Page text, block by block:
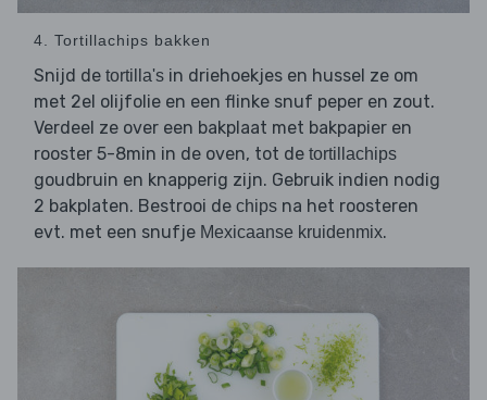
4. Tortillachips bakken
Snijd de tortilla's in driehoekjes en hussel ze om
met 2el olijfolie en een flinke snuf peper en zout.
Verdeel ze over een bakplaat met bakpapier en
rooster 5-8min in de oven, tot de tortillachips
goudbruin en knapperig zijn. Gebruik indien nodig
2 bakplaten. Bestrooi de chips na het roosteren
evt. met een snufje Mexicaanse kruidenmix.